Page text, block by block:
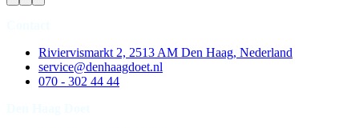
Riviervismarkt 2, 2513 AM Den Haag, Nederland
service@denhaagdoet.nl
070 - 302 44 44